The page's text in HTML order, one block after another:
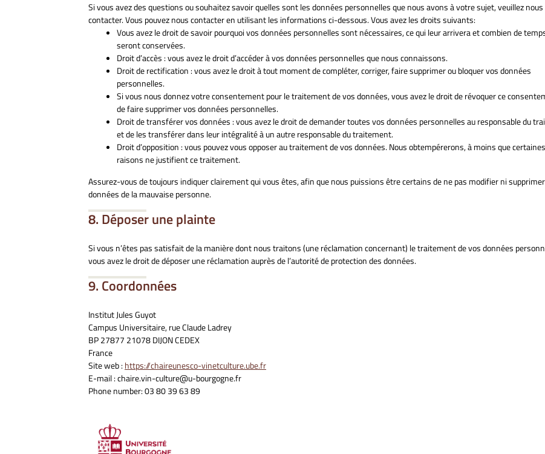
Si vous avez des questions ou souhaitez savoir quelles sont les données personnelles que nous avons à votre sujet, veuillez nous
contacter. Vous pouvez nous contacter en utilisant les informations ci-dessous. Vous avez les droits suivants:
Vous avez le droit de savoir pourquoi vos données personnelles sont nécessaires, ce qui leur arrivera et combien de
seront conservées.
Droit d’accès : vous avez le droit d’accéder à vos données personnelles que nous connaissons.
Droit de rectification : vous avez le droit à tout moment de compléter, corriger, faire supprimer ou bloquer vos données
personnelles.
Si vous nous donnez votre consentement pour le traitement de vos données, vous avez le droit de révoquer ce
de faire supprimer vos données personnelles.
Droit de transférer vos données : vous avez le droit de demander toutes vos données personnelles au responsable du
et de les transférer dans leur intégralité à un autre responsable du traitement.
Droit d’opposition : vous pouvez vous opposer au traitement de vos données. Nous obtempérerons, à moins que certaines
raisons ne justifient ce traitement.
Assurez-vous de toujours indiquer clairement qui vous êtes, afin que nous puissions être certains de ne pas modifier ni
données de la mauvaise personne.
8. Déposer une plainte
Si vous n’êtes pas satisfait de la manière dont nous traitons (une réclamation concernant) le traitement de vos données
vous avez le droit de déposer une réclamation auprès de l’autorité de protection des données.
9. Coordonnées
Institut Jules Guyot
Campus Universitaire, rue Claude Ladrey
BP 27877 21078 DIJON CEDEX
France
Site web :https://chaireunesco-vinetculture.ube.fr
E-mail : chaire.vin-culture@u-bourgogne.fr
Phone number: 03 80 39 63 89